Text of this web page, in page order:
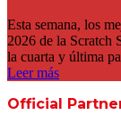
Esta semana, los
2026 de la Scratch
la cuarta y última
Leer más
Official